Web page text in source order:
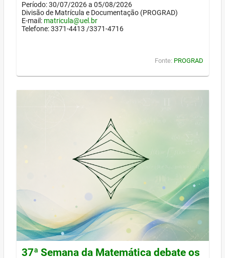
Período: 30/07/2026 a 05/08/2026
Divisão de Matrícula e Documentação (PROGRAD)
E-mail: matricula@uel.br
Telefone: 3371-4413 /3371-4716
Fonte: PROGRAD
37ª Semana da Matemática debate os